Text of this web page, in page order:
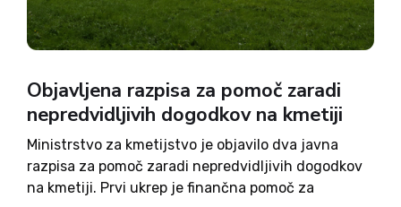
Objavljena razpisa za pomoč zaradi
nepredvidljivih dogodkov na kmetiji
Ministrstvo za kmetijstvo je objavilo dva javna
razpisa za pomoč zaradi nepredvidljivih dogodkov
na kmetiji. Prvi ukrep je finančna pomoč za